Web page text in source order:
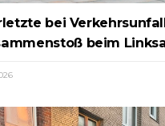
bei
beim